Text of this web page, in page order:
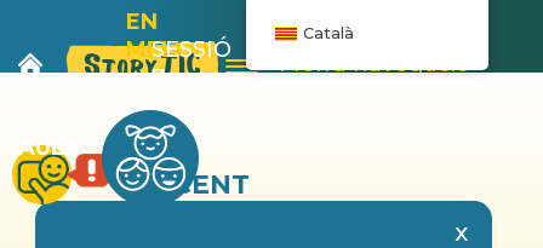
EN
MELOIX
I
L’AUTOBÚS
SESSIÓ
7
Menú navegació
AULA
DOCENT
x
Català